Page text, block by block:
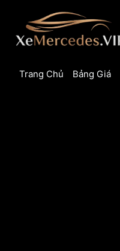
content
Trang Chủ Bảng Giá